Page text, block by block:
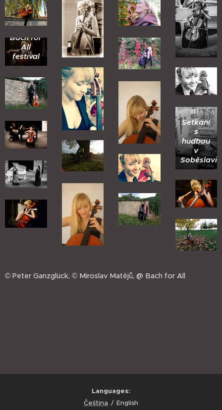
Bach for
All
festival
Setkání
s
hudbou
v
Soběslavi
© Peter Ganzglück, © Miroslav Matějů, @ Bach for All
Languages
Čeština
English